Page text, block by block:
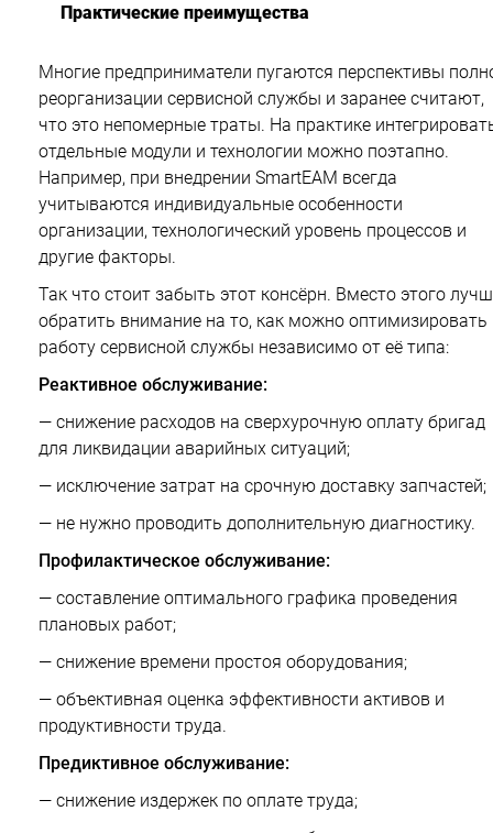
Практические преимущества
Многие предприниматели пугаются перспективы
реорганизации сервисной службы и заранее считают,
что это непомерные траты. На практике
отдельные модули и технологии можно поэтапно.
Например, при внедрении SmartEAM всегда
учитываются индивидуальные особенности
организации, технологический уровень процессов и
другие факторы.
Так что стоит забыть этот консёрн. Вместо этого
обратить внимание на то, как можно оптимизировать
работу сервисной службы независимо от её типа:
Реактивное обслуживание:
— снижение расходов на сверхурочную оплату бригад
для ликвидации аварийных ситуаций;
— исключение затрат на срочную доставку запчастей;
— не нужно проводить дополнительную диагностику.
Профилактическое обслуживание:
— составление оптимального графика проведения
плановых работ;
— снижение времени простоя оборудования;
— объективная оценка эффективности активов и
продуктивности труда.
Предиктивное обслуживание:
— снижение издержек по оплате труда;